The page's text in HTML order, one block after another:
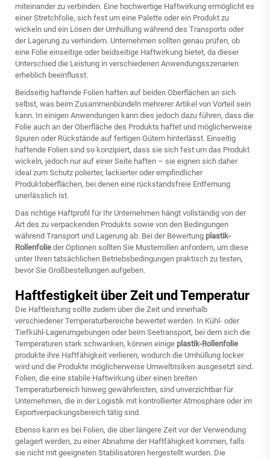
miteinander zu verbinden. Eine hochwertige Haftwirkung ermöglicht es
einer Stretchfolie, sich fest um eine Palette oder ein Produkt zu
wickeln und ein Lösen der Umhüllung während des Transports oder
der Lagerung zu verhindern. Unternehmen sollten genau prüfen, ob
eine Folie einseitige oder beidseitige Haftwirkung bietet, da dieser
Unterschied die Leistung in verschiedenen Anwendungsszenarien
erheblich beeinflusst.
Beidseitig haftende Folien haften auf beiden Oberflächen an sich
selbst, was beim Zusammenbündeln mehrerer Artikel von Vorteil sein
kann. In einigen Anwendungen kann dies jedoch dazu führen, dass die
Folie auch an der Oberfläche des Produkts haftet und möglicherweise
Spuren oder Rückstände auf fertigen Gütern hinterlässt. Einseitig
haftende Folien sind so konzipiert, dass sie sich fest um das Produkt
wickeln, jedoch nur auf einer Seite haften – sie eignen sich daher
ideal zum Schutz polierter, lackierter oder empfindlicher
Produktoberflächen, bei denen eine rückstandsfreie Entfernung
unerlässlich ist.
Das richtige Haftprofil für Ihr Unternehmen hängt vollständig von der
Art des zu verpackenden Produkts sowie von den Bedingungen
während Transport und Lagerung ab. Bei der Bewertung plastik-
Rollenfolie der Optionen sollten Sie Musterrollen anfordern, um diese
unter Ihren tatsächlichen Betriebsbedingungen praktisch zu testen,
bevor Sie Großbestellungen aufgeben.
Haftfestigkeit über Zeit und Temperatur
Die Haftleistung sollte zudem über die Zeit und innerhalb
verschiedener Temperaturbereiche bewertet werden. In Kühl- oder
Tiefkühl-Lagerumgebungen oder beim Seetransport, bei dem sich die
Temperaturen stark schwanken, können einige plastik-Rollenfolie
produkte ihre Haftfähigkeit verlieren, wodurch die Umhüllung locker
wird und die Produkte möglicherweise Umweltrisiken ausgesetzt sind.
Folien, die eine stabile Haftwirkung über einen breiten
Temperaturbereich hinweg gewährleisten, sind unverzichtbar für
Unternehmen, die in der Logistik mit kontrollierter Atmosphäre oder im
Exportverpackungsbereich tätig sind.
Ebenso kann es bei Folien, die über längere Zeit vor der Verwendung
gelagert werden, zu einer Abnahme der Haftfähigkeit kommen, falls
sie nicht mit geeigneten Stabilisatoren hergestellt wurden. Die